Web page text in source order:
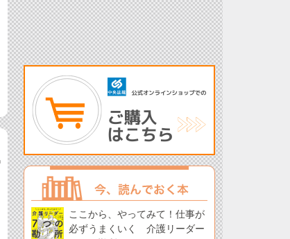
ここから、やってみて！仕事が
必ずうまくいく 介護リーダー